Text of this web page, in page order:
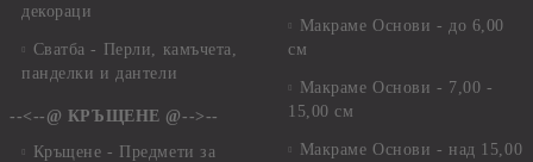
декораци
Сватба - Перли, камъчета,
панделки и дантели
--<--@ КРЪЩЕНЕ @-->--
Кръщене - Предмети за
Макраме Основи - до 6,00
см
Макраме Основи - 7,00 -
15,00 см
Макраме Основи - над 15,00